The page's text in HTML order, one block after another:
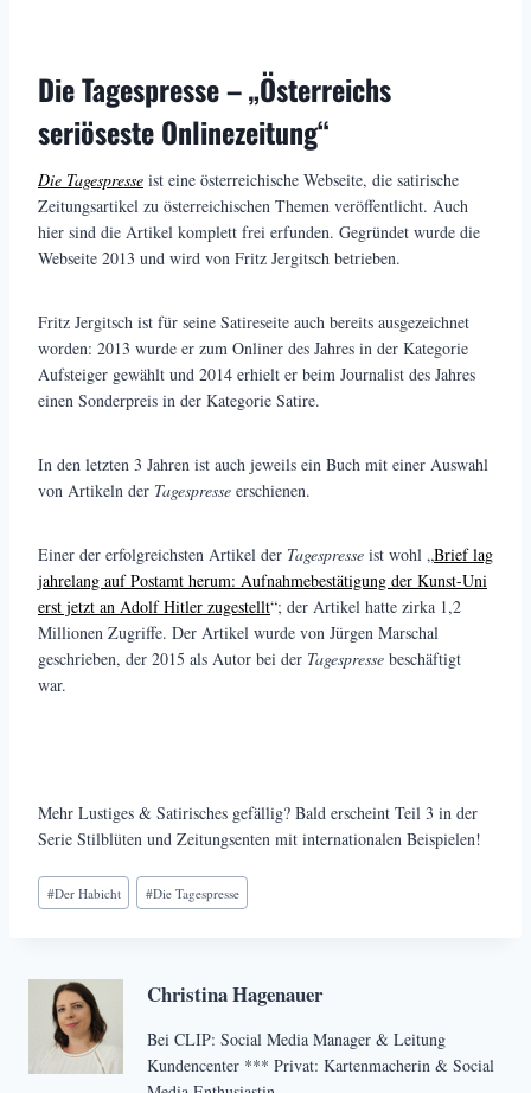
Die Tagespresse – „Österreichs
seriöseste Onlinezeitung“
Die Tagespresse ist eine österreichische Webseite, die satirische
Zeitungsartikel zu österreichischen Themen veröffentlicht. Auch
hier sind die Artikel komplett frei erfunden. Gegründet wurde die
Webseite 2013 und wird von Fritz Jergitsch betrieben.
Fritz Jergitsch ist für seine Satireseite auch bereits ausgezeichnet
worden: 2013 wurde er zum Onliner des Jahres in der Kategorie
Aufsteiger gewählt und 2014 erhielt er beim Journalist des Jahres
einen Sonderpreis in der Kategorie Satire.
In den letzten 3 Jahren ist auch jeweils ein Buch mit einer Auswahl
von Artikeln der Tagespresse erschienen.
Einer der erfolgreichsten Artikel der Tagespresse ist wohl „Brief lag
jahrelang auf Postamt herum: Aufnahmebestätigung der Kunst-Uni
erst jetzt an Adolf Hitler zugestellt“; der Artikel hatte zirka 1,2
Millionen Zugriffe. Der Artikel wurde von Jürgen Marschal
geschrieben, der 2015 als Autor bei der Tagespresse beschäftigt
war.
Mehr Lustiges & Satirisches gefällig? Bald erscheint Teil 3 in der
Serie Stilblüten und Zeitungsenten mit internationalen Beispielen!
Schlagworte:
#Der Habicht #Die Tagespresse
Christina Hagenauer
Bei CLIP: Social Media Manager & Leitung
Kundencenter *** Privat: Kartenmacherin & Social